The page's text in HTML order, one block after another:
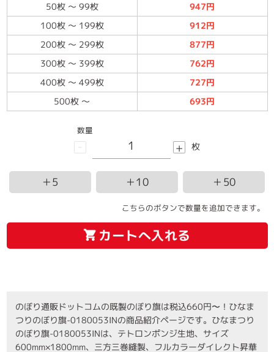
50枚 ～ 99枚
947円
100枚 ～ 199枚
912円
200枚 ～ 299枚
877円
300枚 ～ 399枚
762円
400枚 ～ 499枚
727円
500枚 ～ 693円
-
数量
+ 枚
＋5 ＋10 ＋50
こちらのボタンで数量を追加できます。
カートへ入れる
のぼり通販ドットコムの既製のぼり旗は税込660円〜！ひなま
つりのぼり旗-0180053INの商品紹介ページです。ひなまつり
のぼり旗-0180053INは、テトロンポンジ生地、サイズ
600mm×1800mm、三方三巻縫製、フルカラーダイレクト昇華